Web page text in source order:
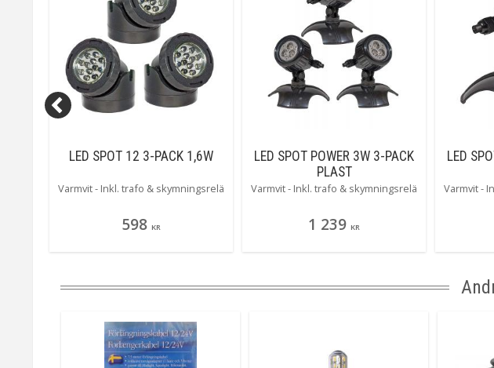
LED SPOT 12 3-PACK 1,6W
Varmvit - Inkl. trafo & skymningsrelä
598 KR
LED SPOT POWER 3W 3-PACK
PLAST
Varmvit - Inkl. trafo & skymningsrelä
1 239 KR
LED
Varmvit -